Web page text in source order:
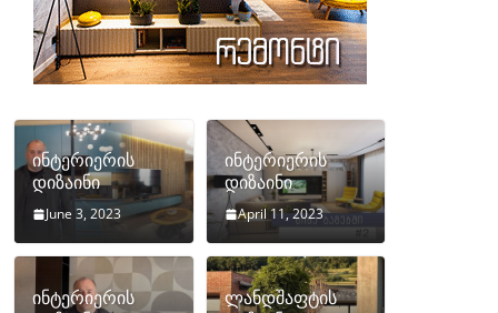
ინტერიერის
დიზაინი
June 3, 2023
ინტერიერის
დიზაინი
April 11, 2023
ინტერიერის
ლანდშაფტის